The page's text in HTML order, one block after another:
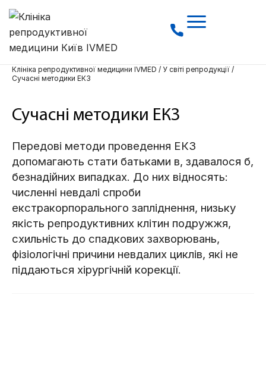
Клініка репродуктивної медицини IVMED / У світі репродукції /
Сучасні методики ЕКЗ
Сучасні методики ЕКЗ
Передові методи проведення ЕКЗ
допомагають стати батьками в, здавалося б,
безнадійних випадках. До них відносять:
численні невдалі спроби
екстракорпорального запліднення, низьку
якість репродуктивних клітин подружжя,
схильність до спадкових захворювань,
фізіологічні причини невдалих циклів, які не
піддаються хірургічній корекції.